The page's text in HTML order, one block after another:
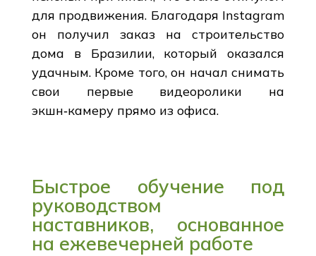
для продвижения. Благодаря Instagram
он получил заказ на строительство
дома в Бразилии, который оказался
удачным. Кроме того, он начал снимать
свои первые видеоролики на
экшн‑камеру прямо из офиса.
Быстрое обучение под
руководством
наставников, основанное
на ежевечерней работе